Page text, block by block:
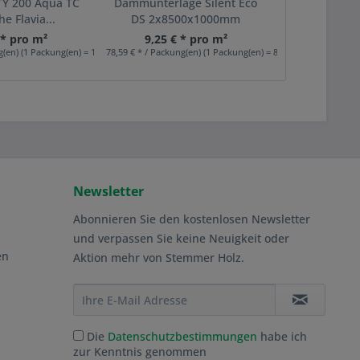
Flavia...
pro m²
(1 Packung(en) = 1,98 m²)
DS 2x8500x1000mm
9,25 € * pro m²
78,59 € * / Packung(en) (1 Packung(en) = 8,5 m²)
Newsletter
Abonnieren Sie den kostenlosen Newsletter
und verpassen Sie keine Neuigkeit oder
Aktion mehr von Stemmer Holz.
Die Datenschutzbestimmungen habe ich
zur Kenntnis genommen